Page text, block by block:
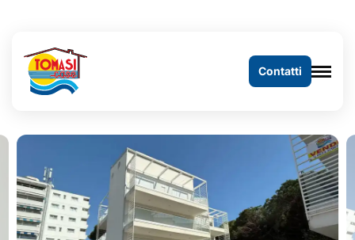
Contatti